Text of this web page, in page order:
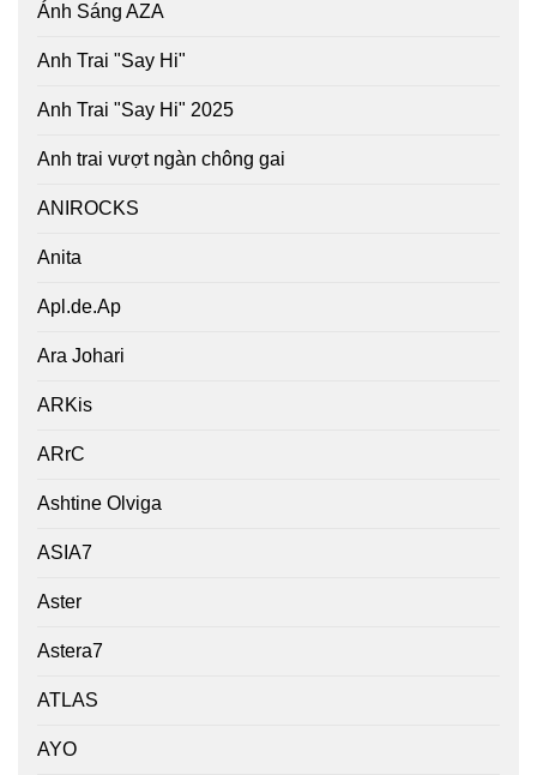
Ánh Sáng AZA
Anh Trai "Say Hi"
Anh Trai "Say Hi" 2025
Anh trai vượt ngàn chông gai
ANIROCKS
Anita
Apl.de.Ap
Ara Johari
ARKis
ARrC
Ashtine Olviga
ASIA7
Aster
Astera7
ATLAS
AYO